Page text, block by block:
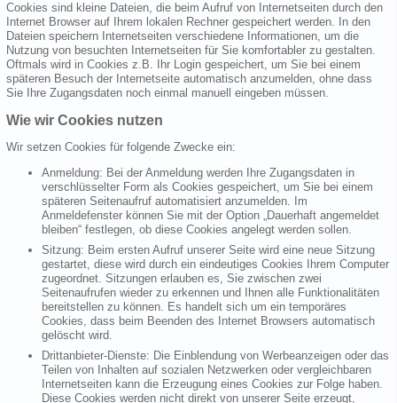
Cookies sind kleine Dateien, die beim Aufruf von Internetseiten durch den
Internet Browser auf Ihrem lokalen Rechner gespeichert werden. In den
Dateien speichern Internetseiten verschiedene Informationen, um die
Nutzung von besuchten Internetseiten für Sie komfortabler zu gestalten.
Oftmals wird in Cookies z.B. Ihr Login gespeichert, um Sie bei einem
späteren Besuch der Internetseite automatisch anzumelden, ohne dass
Sie Ihre Zugangsdaten noch einmal manuell eingeben müssen.
Wie wir Cookies nutzen
Wir setzen Cookies für folgende Zwecke ein:
Anmeldung: Bei der Anmeldung werden Ihre Zugangsdaten in
verschlüsselter Form als Cookies gespeichert, um Sie bei einem
späteren Seitenaufruf automatisiert anzumelden. Im
Anmeldefenster können Sie mit der Option „Dauerhaft angemeldet
bleiben“ festlegen, ob diese Cookies angelegt werden sollen.
Sitzung: Beim ersten Aufruf unserer Seite wird eine neue Sitzung
gestartet, diese wird durch ein eindeutiges Cookies Ihrem Computer
zugeordnet. Sitzungen erlauben es, Sie zwischen zwei
Seitenaufrufen wieder zu erkennen und Ihnen alle Funktionalitäten
bereitstellen zu können. Es handelt sich um ein temporäres
Cookies, dass beim Beenden des Internet Browsers automatisch
gelöscht wird.
Drittanbieter-Dienste: Die Einblendung von Werbeanzeigen oder das
Teilen von Inhalten auf sozialen Netzwerken oder vergleichbaren
Internetseiten kann die Erzeugung eines Cookies zur Folge haben.
Diese Cookies werden nicht direkt von unserer Seite erzeugt,